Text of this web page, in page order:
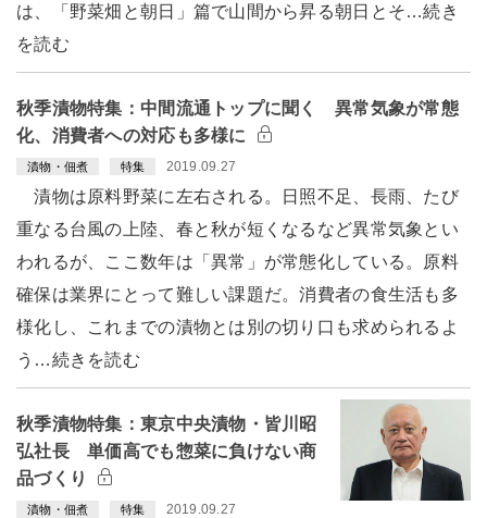
は、「野菜畑と朝日」篇で山間から昇る朝日とそ…続き
を読む
秋季漬物特集：中間流通トップに聞く 異常気象が常態
化、消費者への対応も多様に
漬物・佃煮 特集 2019.09.27
漬物は原料野菜に左右される。日照不足、長雨、たび
重なる台風の上陸、春と秋が短くなるなど異常気象とい
われるが、ここ数年は「異常」が常態化している。原料
確保は業界にとって難しい課題だ。消費者の食生活も多
様化し、これまでの漬物とは別の切り口も求められるよ
う…続きを読む
秋季漬物特集：東京中央漬物・皆川昭
弘社長 単価高でも惣菜に負けない商
品づくり
漬物・佃煮 特集 2019.09.27